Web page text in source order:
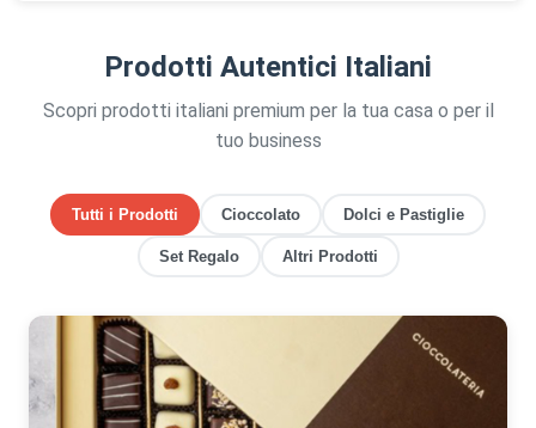
Prodotti Autentici Italiani
Scopri prodotti italiani premium per la tua casa o per il
tuo business
Tutti i Prodotti Cioccolato Dolci e Pastiglie
Set Regalo Altri Prodotti